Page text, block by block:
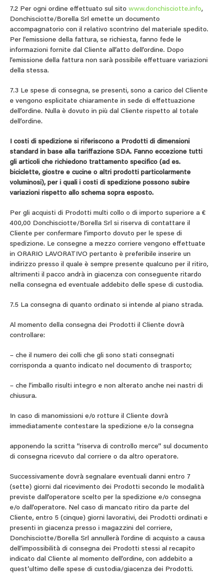
7.2 Per ogni ordine effettuato sul sito www.donchisciotte.info,
Donchisciotte/Borella Srl emette un documento
accompagnatorio con il relativo scontrino del materiale spedito.
Per l’emissione della fattura, se richiesta, fanno fede le
informazioni fornite dal Cliente all’atto dell’ordine. Dopo
l’emissione della fattura non sarà possibile effettuare variazioni
della stessa.
7.3 Le spese di consegna, se presenti, sono a carico del Cliente
e vengono esplicitate chiaramente in sede di effettuazione
dell’ordine. Nulla è dovuto in più dal Cliente rispetto al totale
dell’ordine.
I costi di spedizione si riferiscono a Prodotti di dimensioni
standard in base alla tariffazione SDA. Fanno eccezione tutti
gli articoli che richiedono trattamento specifico (ad es.
biciclette, giostre e cucine o altri prodotti particolarmente
voluminosi), per i quali i costi di spedizione possono subire
variazioni rispetto allo schema sopra esposto.
Per gli acquisti di Prodotti multi collo o di importo superiore a €
400,00 Donchisciotte/Borella Srl si riserva di contattare il
Cliente per confermare l’importo dovuto per le spese di
spedizione. Le consegne a mezzo corriere vengono effettuate
in ORARIO LAVORATIVO pertanto è preferibile inserire un
indirizzo presso il quale è sempre presente qualcuno per il ritiro,
altrimenti il pacco andrà in giacenza con conseguente ritardo
nella consegna ed eventuale addebito delle spese di custodia.
7.5 La consegna di quanto ordinato si intende al piano strada.
Al momento della consegna dei Prodotti il Cliente dovrà
controllare:
– che il numero dei colli che gli sono stati consegnati
corrisponda a quanto indicato nel documento di trasporto;
– che l’imballo risulti integro e non alterato anche nei nastri di
chiusura.
In caso di manomissioni e/o rotture il Cliente dovrà
immediatamente contestare la spedizione e/o la consegna
apponendo la scritta “riserva di controllo merce” sul documento
di consegna ricevuto dal corriere o da altro operatore.
Successivamente dovrà segnalare eventuali danni entro 7
(sette) giorni dal ricevimento dei Prodotti secondo le modalità
previste dall’operatore scelto per la spedizione e/o consegna
e/o dall’operatore. Nel caso di mancato ritiro da parte del
Cliente, entro 5 (cinque) giorni lavorativi, dei Prodotti ordinati e
presenti in giacenza presso i magazzini del corriere,
Donchisciotte/Borella Srl annullerà l’ordine di acquisto a causa
dell’impossibilità di consegna dei Prodotti stessi al recapito
indicato dal Cliente al momento dell’ordine, con addebito a
quest’ultimo delle spese di custodia/giacenza dei Prodotti.